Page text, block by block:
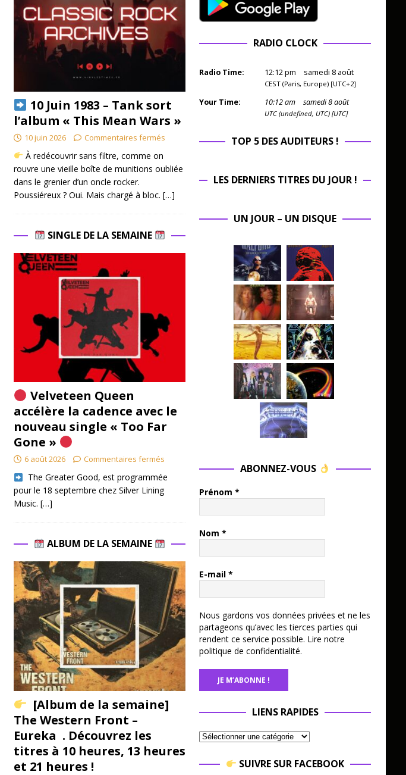
10 Juin 1983 – Tank sort
l’album « This Mean Wars »
10 juin 2026 Commentaires fermés
À redécouvrir sans filtre, comme on
rouvre une vieille boîte de munitions oubliée
dans le grenier d’un oncle rocker.
Poussiéreux ? Oui. Mais chargé à bloc. […]
SINGLE DE LA SEMAINE
Velveteen Queen
accélère la cadence avec le
nouveau single « Too Far
Gone »
6 août 2026 Commentaires fermés
​ The Greater Good, est programmée
pour le 18 septembre chez Silver Lining
Music. […]
ALBUM DE LA SEMAINE
[Album de la semaine]
The Western Front –
Eureka . Découvrez les
titres à 10 heures, 13 heures
et 21 heures !
RADIO CLOCK
Radio Time: 12:12pm samedi 8 août
CEST (Paris, Europe) [UTC+2]
Your Time: 10:12am samedi 8 août
UTC (undefined, UTC) [UTC]
TOP 5 DES AUDITEURS !
LES DERNIERS TITRES DU JOUR !
UN JOUR – UN DISQUE
ABONNEZ-VOUS
Prénom *
Nom *
E-mail *
Nous gardons vos données privées et ne les
partageons qu’avec les tierces parties qui
rendent ce service possible. Lire notre
politique de confidentialité.
LIENS RAPIDES
SUIVRE SUR FACEBOOK